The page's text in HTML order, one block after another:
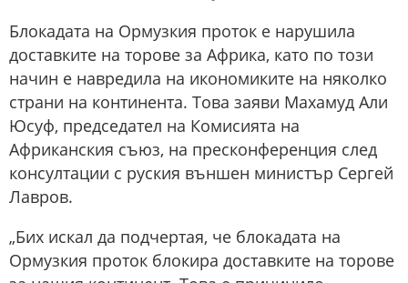
Блокадата на Ормузкия проток е нарушила
доставките на торове за Африка, като по този
начин е навредила на икономиките на няколко
страни на континента. Това заяви Махамуд Али
Юсуф, председател на Комисията на
Африканския съюз, на пресконференция след
консултации с руския външен министър Сергей
Лавров.
„Бих искал да подчертая, че блокадата на
Ормузкия проток блокира доставките на торове